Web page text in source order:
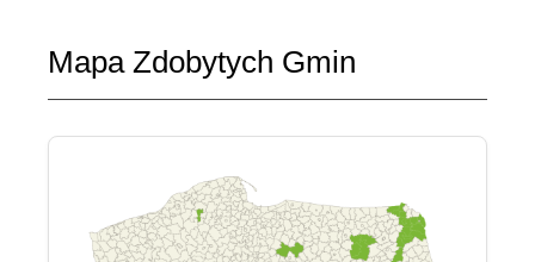
Mapa Zdobytych Gmin